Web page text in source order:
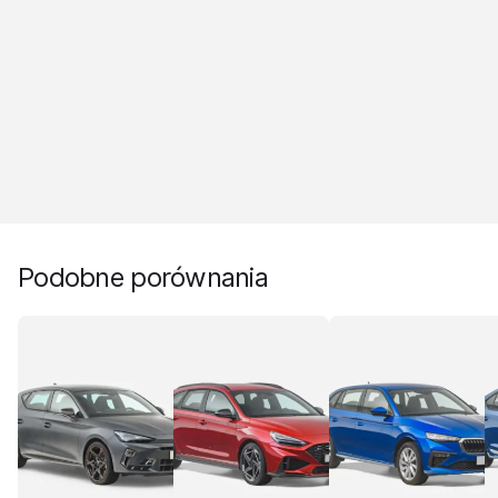
Podobne porównania